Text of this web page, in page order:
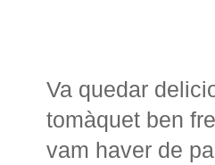
Va quedar
tomàquet ben
vam haver de